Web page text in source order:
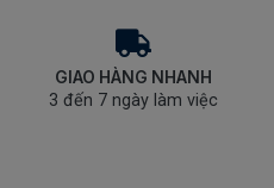
GIAO HÀNG NHANH
3 đến 7 ngày làm việc